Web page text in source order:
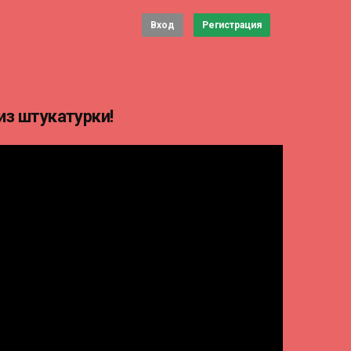
Вход Регистрация
штукатурки!